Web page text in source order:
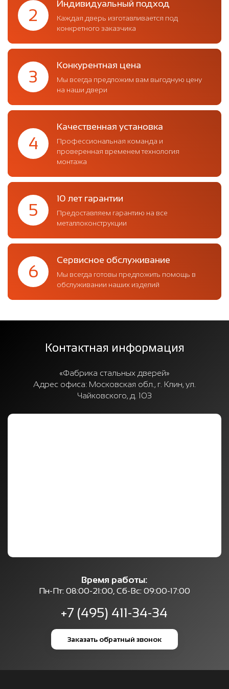
2
Индивидуальный подход
Каждая дверь изготавливается под
конкретного заказчика
3
Конкурентная цена
Мы всегда предложим вам выгодную цену
на наши двери
4
Качественная установка
Профессиональная команда и
проверенная временем технология
монтажа
5
10 лет гарантии
Предоставляем гарантию на все
металлоконструкции
6
Сервисное обслуживание
Мы всегда готовы предложить помощь в
обслуживании наших изделий
Контактная информация
«Фабрика стальных дверей»
Адрес офиса: Московская обл., г. Клин, ул.
Чайковского, д. 103
Время работы:
Пн-Пт: 08:00-21:00, Сб-Вс: 09:00-17:00
+7 (495) 411-34-34
Заказать обратный звонок